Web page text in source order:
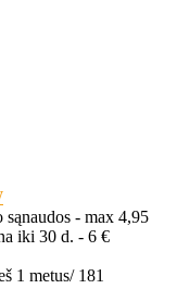
- max 4,95
iki 30 d. - 6 €
1 metus/ 181